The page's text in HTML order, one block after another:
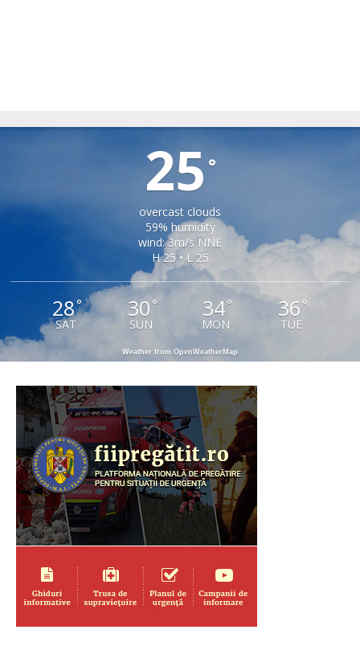
25°
overcast clouds
59% humidity
wind: 3m/s NNE
H 25 • L 25
28°
SAT
30 °
SUN
34°
MON
36 °
TUE
Weather from OpenWeatherMap